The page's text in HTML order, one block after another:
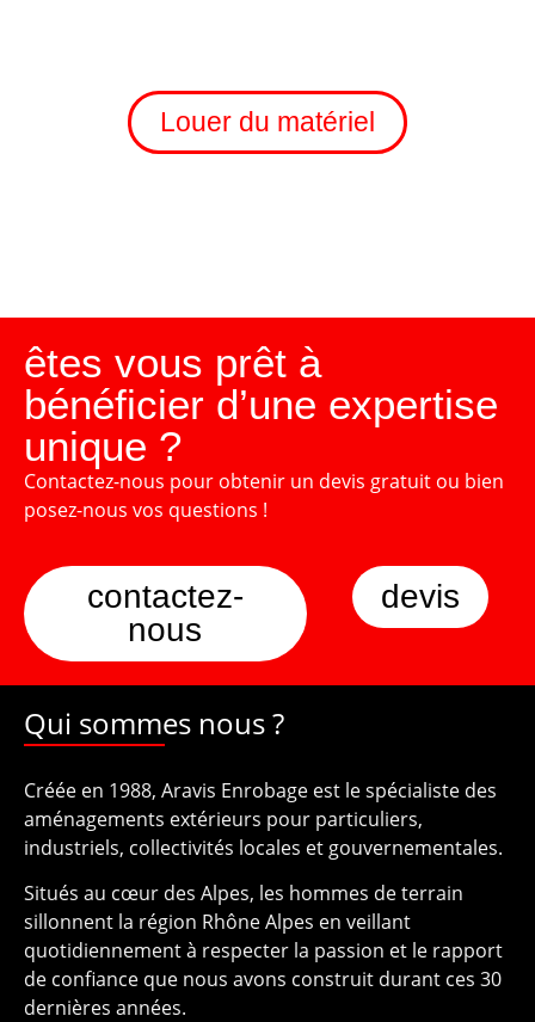
Louer du matériel
êtes vous prêt à
bénéficier d’une expertise
unique ?
Contactez-nous pour obtenir un devis gratuit ou bien
posez-nous vos questions !
contactez-
nous
devis
Qui sommes nous ?
Créée en 1988, Aravis Enrobage est le spécialiste des
aménagements extérieurs pour particuliers,
industriels, collectivités locales et gouvernementales.
Situés au cœur des Alpes, les hommes de terrain
sillonnent la région Rhône Alpes en veillant
quotidiennement à respecter la passion et le rapport
de confiance que nous avons construit durant ces 30
dernières années.